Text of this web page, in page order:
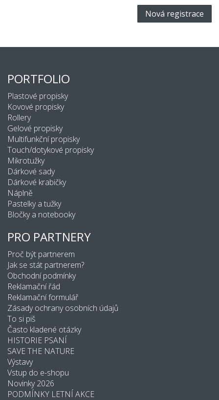
Nová registrace
PORTFOLIO
Plastové propisky
Kovové propisky
Rollery
Gelové propisky
Multifunkční propisky
Touch/dotykové propisky
Mikrotužky
Dárkové sady
Dárkové krabičky
Náplně
Pastelky a tužky
Bločky a notebooky
PRO PARTNERY
Proč být partnerem
Jak se stát partnerem?
Obchodní podmínky
Reklamační řád
Reklamační formulář
Zásady ochrany osobních údajů
To si piš
Často kladené otázky
HISTORIE PSANÍ
SAVE THE NATURE
Výstavy
Vstup do e-shopu
Novinky 2026
PODMÍNKY LETNÍ AKCE